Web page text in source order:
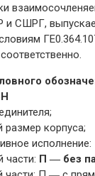
и СШРГ,
корпуса;
исполнение:
части: П ― без